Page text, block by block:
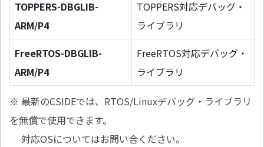
TOPPERS-DBGLIB-
ARM/P4
TOPPERS対応デバッグ・
ライブラリ
FreeRTOS-DBGLIB-
ARM/P4
FreeRTOS対応デバッグ・
ライブラリ
※ 最新のCSIDEでは、RTOS/Linuxデバッグ・ライブラリ
を無償で使用できます。
対応OSについてはお問い合ください。